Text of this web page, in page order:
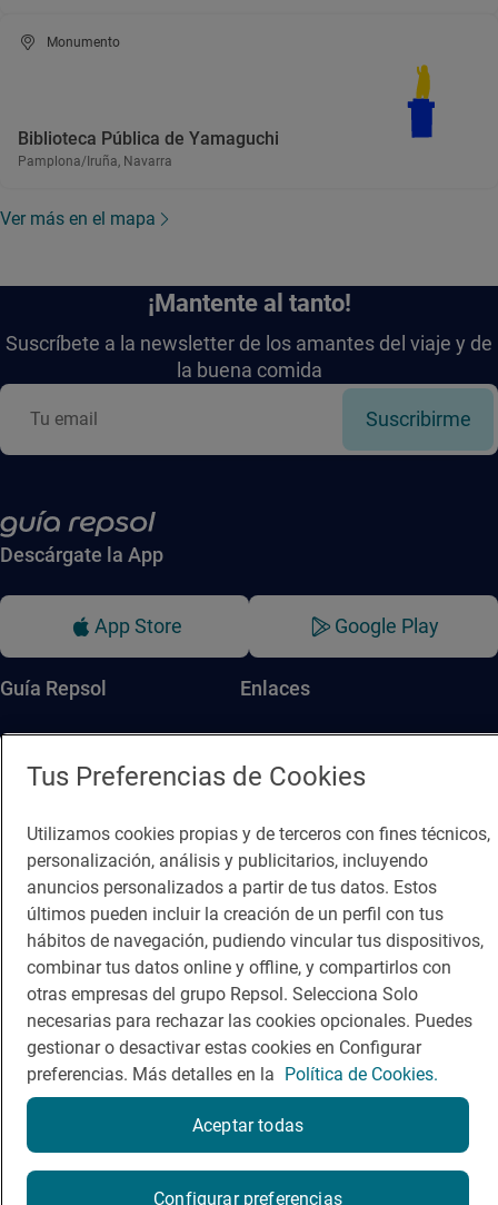
Monumento
Biblioteca Pública de Yamaguchi
Pamplona/Iruña, Navarra
Ver más en el mapa
¿Quieres probarlo?
¡Mantente al tanto!
Suscríbete a la newsletter de los amantes del viaje y de
la buena comida
Suscribirme
Descárgate la App
App Store Google Play
Guía Repsol
Comer
Viajar
Dormir
Enlaces
Contacto
Sala de prensa
Canal de ética
Política de privacidad Política de cookies
Nota legal
Condiciones del servicio
© Repsol S.A. 2000 - 2026
Tus Preferencias de Cookies
Utilizamos cookies propias y de terceros con fines técnicos,
personalización, análisis y publicitarios, incluyendo
anuncios personalizados a partir de tus datos. Estos
últimos pueden incluir la creación de un perfil con tus
hábitos de navegación, pudiendo vincular tus dispositivos,
combinar tus datos online y offline, y compartirlos con
otras empresas del grupo Repsol. Selecciona Solo
necesarias para rechazar las cookies opcionales. Puedes
gestionar o desactivar estas cookies en Configurar
preferencias. Más detalles en la Política de Cookies.
Configurar preferencias
Aceptar todas